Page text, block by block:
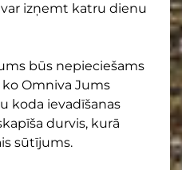
izņemt katru dienu
būs nepieciešams
Omniva Jums
koda ievadīšanas
durvis, kurā
sūtījums.